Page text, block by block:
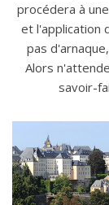
procédera à
et l'application
pas
Alors
savoir-